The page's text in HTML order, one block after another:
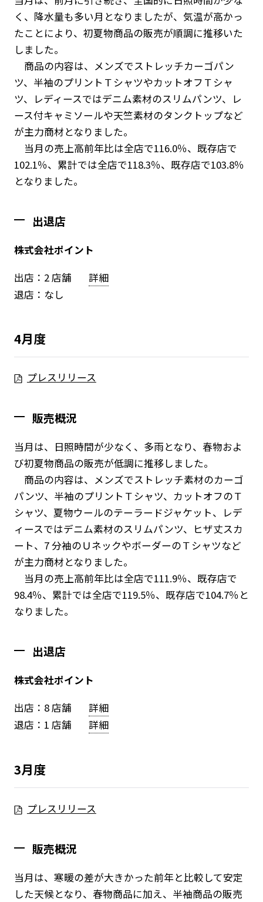
く、降水量も多い月となりましたが、気温が高かっ
たことにより、初夏物商品の販売が順調に推移いた
しました。
商品の内容は、メンズでストレッチカーゴパン
ツ、半袖のプリントＴシャツやカットオフＴシャ
ツ、レディースではデニム素材のスリムパンツ、レ
ース付キャミソールや天竺素材のタンクトップなど
が主力商材となりました。
当月の売上高前年比は全店で116.0％、既存店で
102.1％、累計では全店で118.3％、既存店で103.8％
となりました。
出退店
株式会社ポイント
出店：2 店舗
詳細
退店：なし
4月度
プレスリリース
販売概況
当月は、日照時間が少なく、多雨となり、春物およ
び初夏物商品の販売が低調に推移しました。
商品の内容は、メンズでストレッチ素材のカーゴ
パンツ、半袖のプリントＴシャツ、カットオフのＴ
シャツ、夏物ウールのテーラードジャケット、レデ
ィースではデニム素材のスリムパンツ、ヒザ丈スカ
ート、7 分袖のＵネックやボーダーのＴシャツなど
が主力商材となりました。
当月の売上高前年比は全店で111.9％、既存店で
98.4％、累計では全店で119.5％、既存店で104.7％と
なりました。
出退店
株式会社ポイント
出店：8 店舗
詳細
退店：1 店舗
詳細
3月度
プレスリリース
販売概況
当月は、寒暖の差が大きかった前年と比較して安定
した天候となり、春物商品に加え、半袖商品の販売